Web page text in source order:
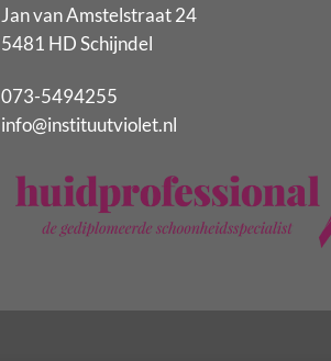
Jan van Amstelstraat 24
5481 HD Schijndel
073-5494255
info@instituutviolet.nl